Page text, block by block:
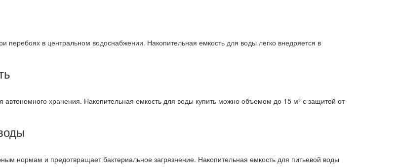
перебоях в центральном водоснабжении. Накопительная емкость для воды легко внедряется в
хранения. Накопительная емкость для воды купить можно объемом до 15 м³ с защитой от
нормам и предотвращает бактериальное загрязнение. Накопительная емкость для питьевой воды